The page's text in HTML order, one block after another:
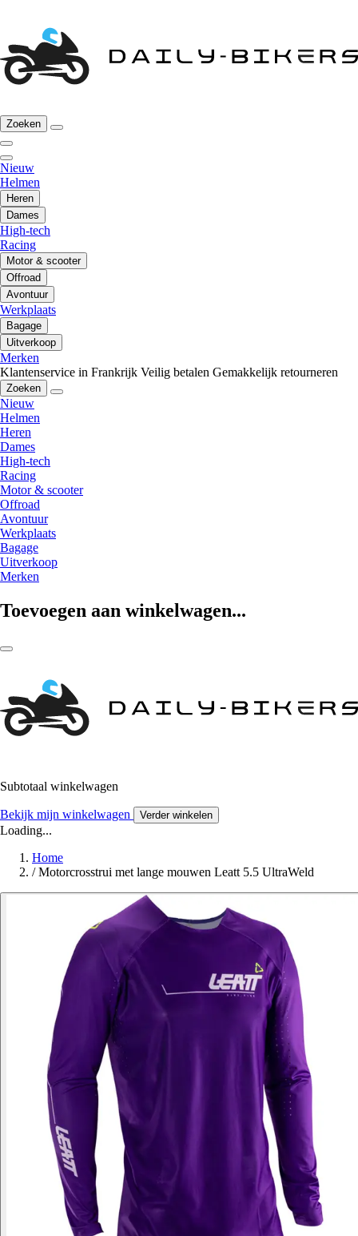
Zoeken
Nieuw
Helmen
Heren
Dames
High-tech
Racing
Motor & scooter
Offroad
Avontuur
Werkplaats
Bagage
Uitverkoop
Merken
Klantenservice in Frankrijk Veilig betalen Gemakkelijk retourneren
Zoeken
Nieuw
Helmen
Heren
Dames
High-tech
Racing
Motor & scooter
Offroad
Avontuur
Werkplaats
Bagage
Uitverkoop
Merken
Toevoegen aan winkelwagen...
Subtotaal winkelwagen
Bekijk mijn winkelwagen Verder winkelen
Loading...
Home
/ Motorcrosstrui met lange mouwen Leatt 5.5 UltraWeld